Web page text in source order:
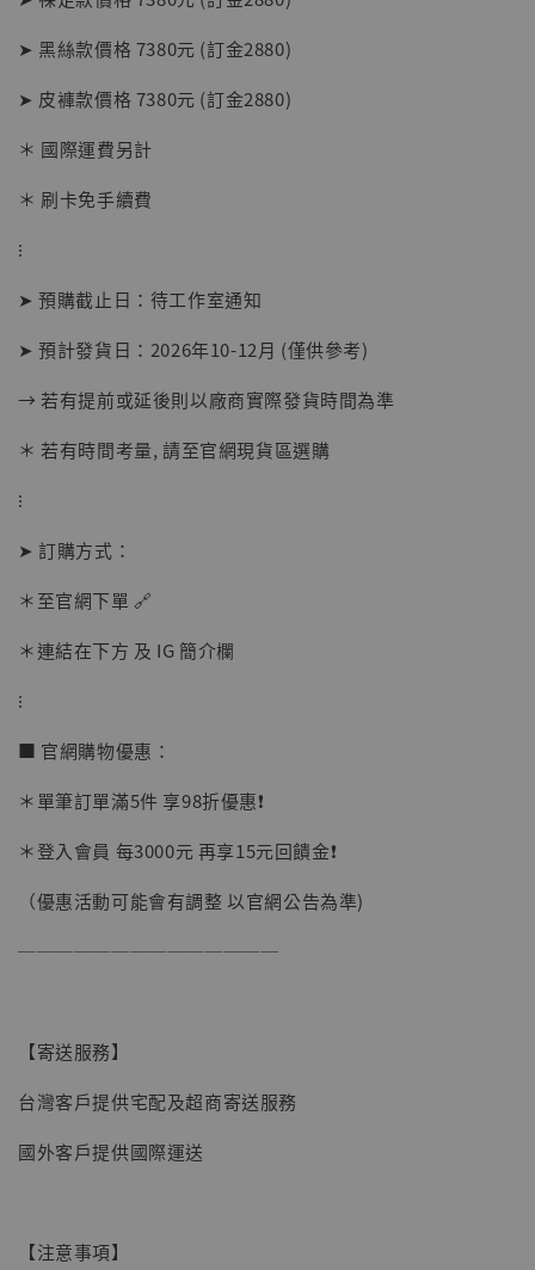
【店內現貨】海賊王 系列蒐藏雕像 布魯克達
摩 [7STARS Studio]
NT$ 1,500
子彈飛 鵝城縣長 張麻子 [BK01]
NT$ 4,980
➤ 黑絲款價格 7380元 (訂金2880)
➤ 皮褲款價格 7380元 (訂金2880)
＊ 國際運費另計
＊ 刷卡免手續費
⁝
➤ 預購截止日：待工作室通知
➤ 預計發貨日：2026年10-12月 (僅供參考)
→ 若有提前或延後則以廠商實際發貨時間為準
＊ 若有時間考量, 請至官網現貨區選購
⁝
➤ 訂購方式：
＊至官網下單 🔗
＊連結在下方 及 IG 簡介欄
⁝
■ 官網購物優惠：
＊單筆訂單滿5件 享98折優惠❗️
＊登入會員 每3000元 再享15元回饋金❗️
（優惠活動可能會有調整 以官網公告為準)
──────────────
【寄送服務】
台灣客戶提供宅配及超商寄送服務
國外客戶提供國際運送
【注意事項】